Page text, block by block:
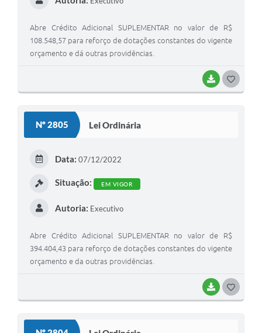
BAIXAR
Abre Crédito Adicional SUPLEMENTAR no valor de R$
108.548,57 para reforço de dotações constantes do vigente
orçamento e dá outras providências.
Nº 2805 Lei Ordinária
BAIXAR
Data: 07/12/2022
Situação: EM VIGOR
Autoria: Executivo
Abre Crédito Adicional SUPLEMENTAR no valor de R$
394.404,43 para reforço de dotações constantes do vigente
orçamento e da outras providências.